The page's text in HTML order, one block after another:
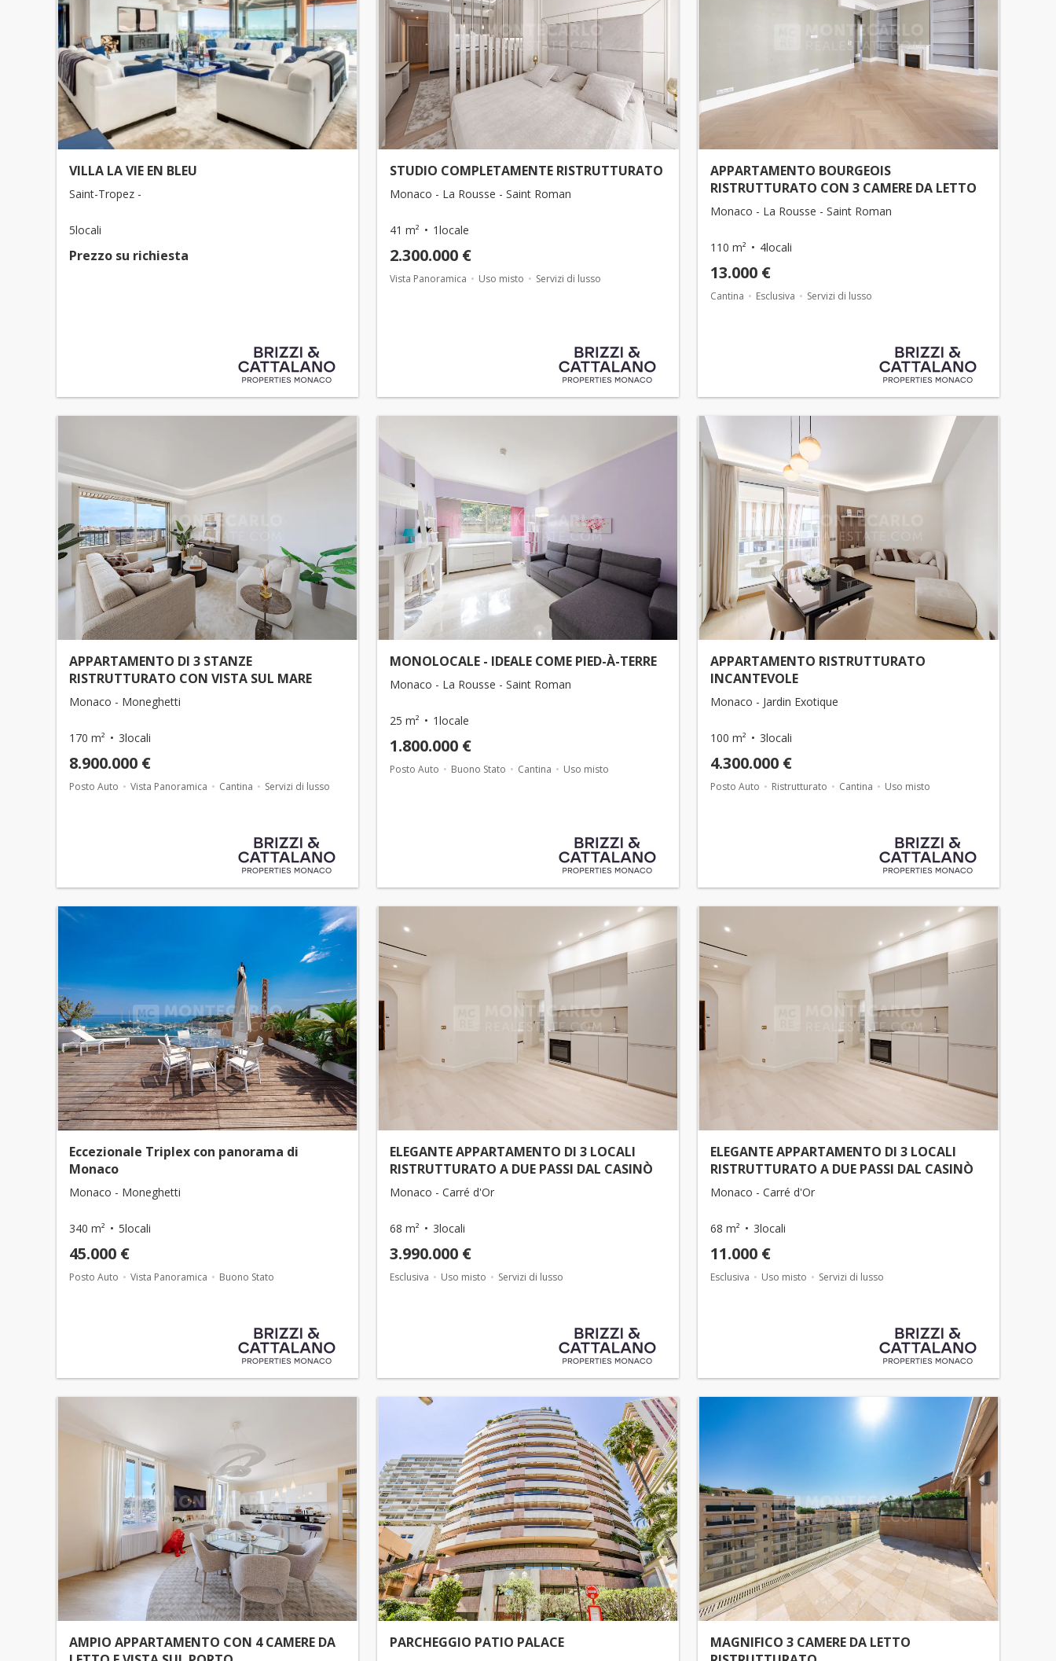
VILLA LA VIE EN BLEU
Saint-Tropez -
5locali
Prezzo su richiesta
STUDIO COMPLETAMENTE RISTRUTTURATO
Monaco - La Rousse - Saint Roman
41 m² 1locale
2.300.000 €
Vista Panoramica Uso misto Servizi di lusso
APPARTAMENTO BOURGEOIS
RISTRUTTURATO CON 3 CAMERE DA LETTO
Monaco - La Rousse - Saint Roman
110 m² 4locali
13.000 €
Cantina Esclusiva Servizi di lusso
APPARTAMENTO DI 3 STANZE
RISTRUTTURATO CON VISTA SUL MARE
Monaco - Moneghetti
170 m² 3locali
8.900.000 €
Posto Auto Vista Panoramica Cantina Servizi di lusso
MONOLOCALE - IDEALE COME PIED-À-TERRE
Monaco - La Rousse - Saint Roman
25 m² 1locale
1.800.000 €
Posto Auto Buono Stato Cantina Uso misto
APPARTAMENTO RISTRUTTURATO
INCANTEVOLE
Monaco - Jardin Exotique
100 m² 3locali
4.300.000 €
Posto Auto Ristrutturato Cantina Uso misto
Eccezionale Triplex con panorama di
Monaco
Monaco - Moneghetti
340 m² 5locali
45.000 €
Posto Auto Vista Panoramica Buono Stato
ELEGANTE APPARTAMENTO DI 3 LOCALI
RISTRUTTURATO A DUE PASSI DAL CASINÒ
Monaco - Carré d'Or
68 m² 3locali
3.990.000 €
Esclusiva Uso misto Servizi di lusso
ELEGANTE APPARTAMENTO DI 3 LOCALI
RISTRUTTURATO A DUE PASSI DAL CASINÒ
Monaco - Carré d'Or
68 m² 3locali
11.000 €
Esclusiva Uso misto Servizi di lusso
AMPIO APPARTAMENTO CON 4 CAMERE DA
PARCHEGGIO PATIO PALACE
MAGNIFICO 3 CAMERE DA LETTO